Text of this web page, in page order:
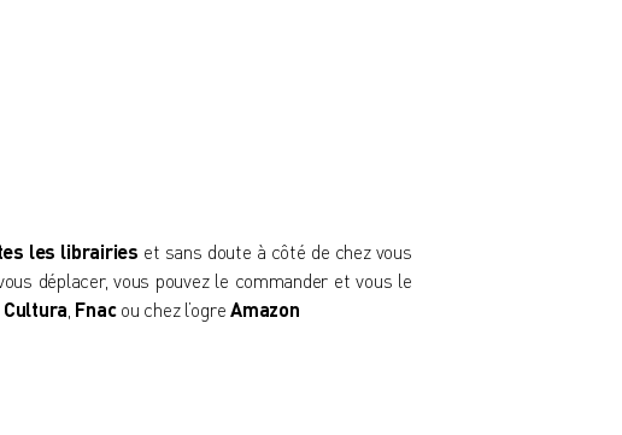
les librairies et sans doute à côté de chez vous
déplacer, vous pouvez le commander et vous le
Cultura, Fnacou chez l’ogreAmazon